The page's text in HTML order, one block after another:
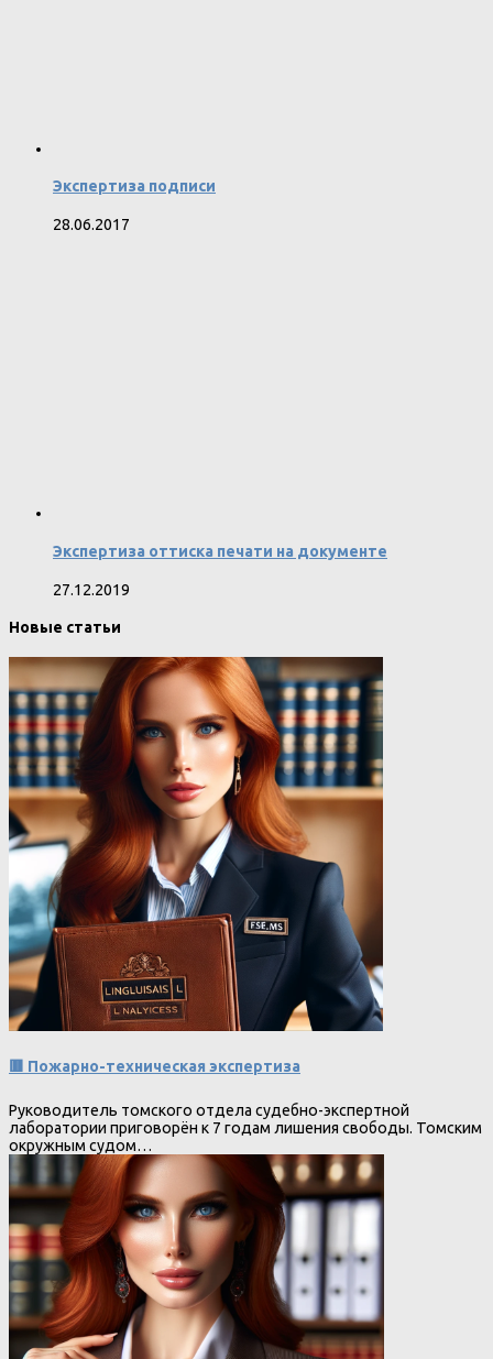
Экспертиза подписи
28.06.2017
Экспертиза оттиска печати на документе
27.12.2019
Новые статьи
🟥 Пожарно-техническая экспертиза
Руководитель томского отдела судебно-экспертной
лаборатории приговорён к 7 годам лишения свободы. Томским
окружным судом…